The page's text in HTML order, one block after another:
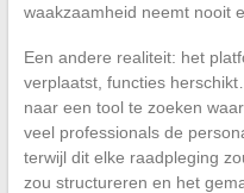
waakzaamheid neemt nooit
Een andere realiteit: het
verplaatst, functies
naar een tool te zoeken
veel professionals de
terwijl dit elke raadpleging
zou structureren en het